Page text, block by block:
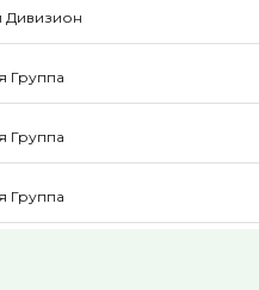
Дивизион
Группа
Группа
Группа